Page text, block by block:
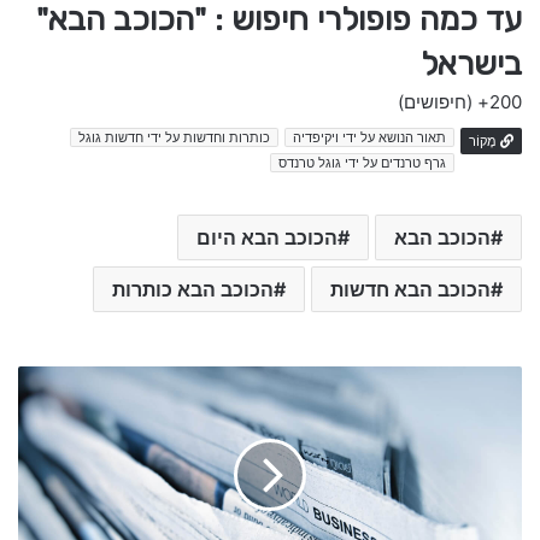
עד כמה פופולרי חיפוש : "הכוכב הבא"
בישראל
200+ (חיפושים)
מָקוֹר תאור הנושא על ידי ויקיפדיה
כותרות וחדשות על ידי חדשות גוגל
גרף טרנדים על ידי גוגל טרנדס
הכוכב הבא הכוכב הבא היום
הכוכב הבא חדשות הכוכב הבא כותרות